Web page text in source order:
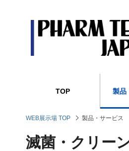
TOP 製品
WEB展示場 TOP 製品・サービス
滅菌・クリー